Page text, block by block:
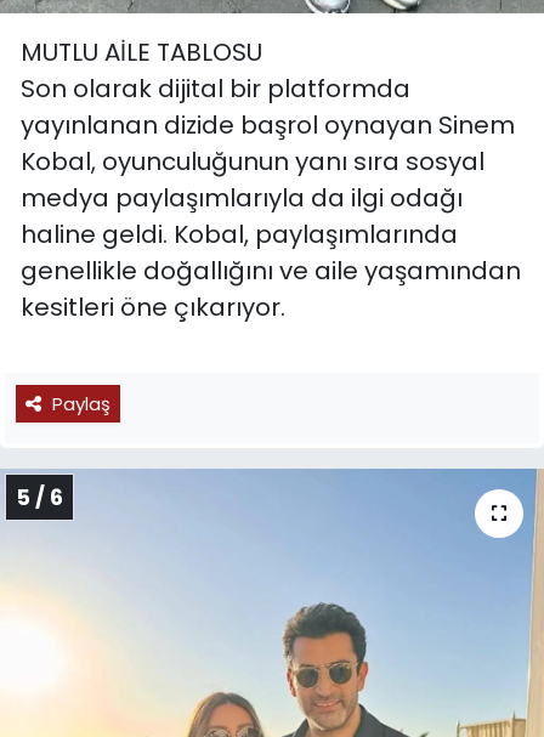
MUTLU AİLE TABLOSU
Son olarak dijital bir platformda
yayınlanan dizide başrol oynayan Sinem
Kobal, oyunculuğunun yanı sıra sosyal
medya paylaşımlarıyla da ilgi odağı
haline geldi. Kobal, paylaşımlarında
genellikle doğallığını ve aile yaşamından
kesitleri öne çıkarıyor.
Paylaş
5 / 6